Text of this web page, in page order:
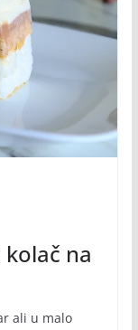
kolač na
ali u malo